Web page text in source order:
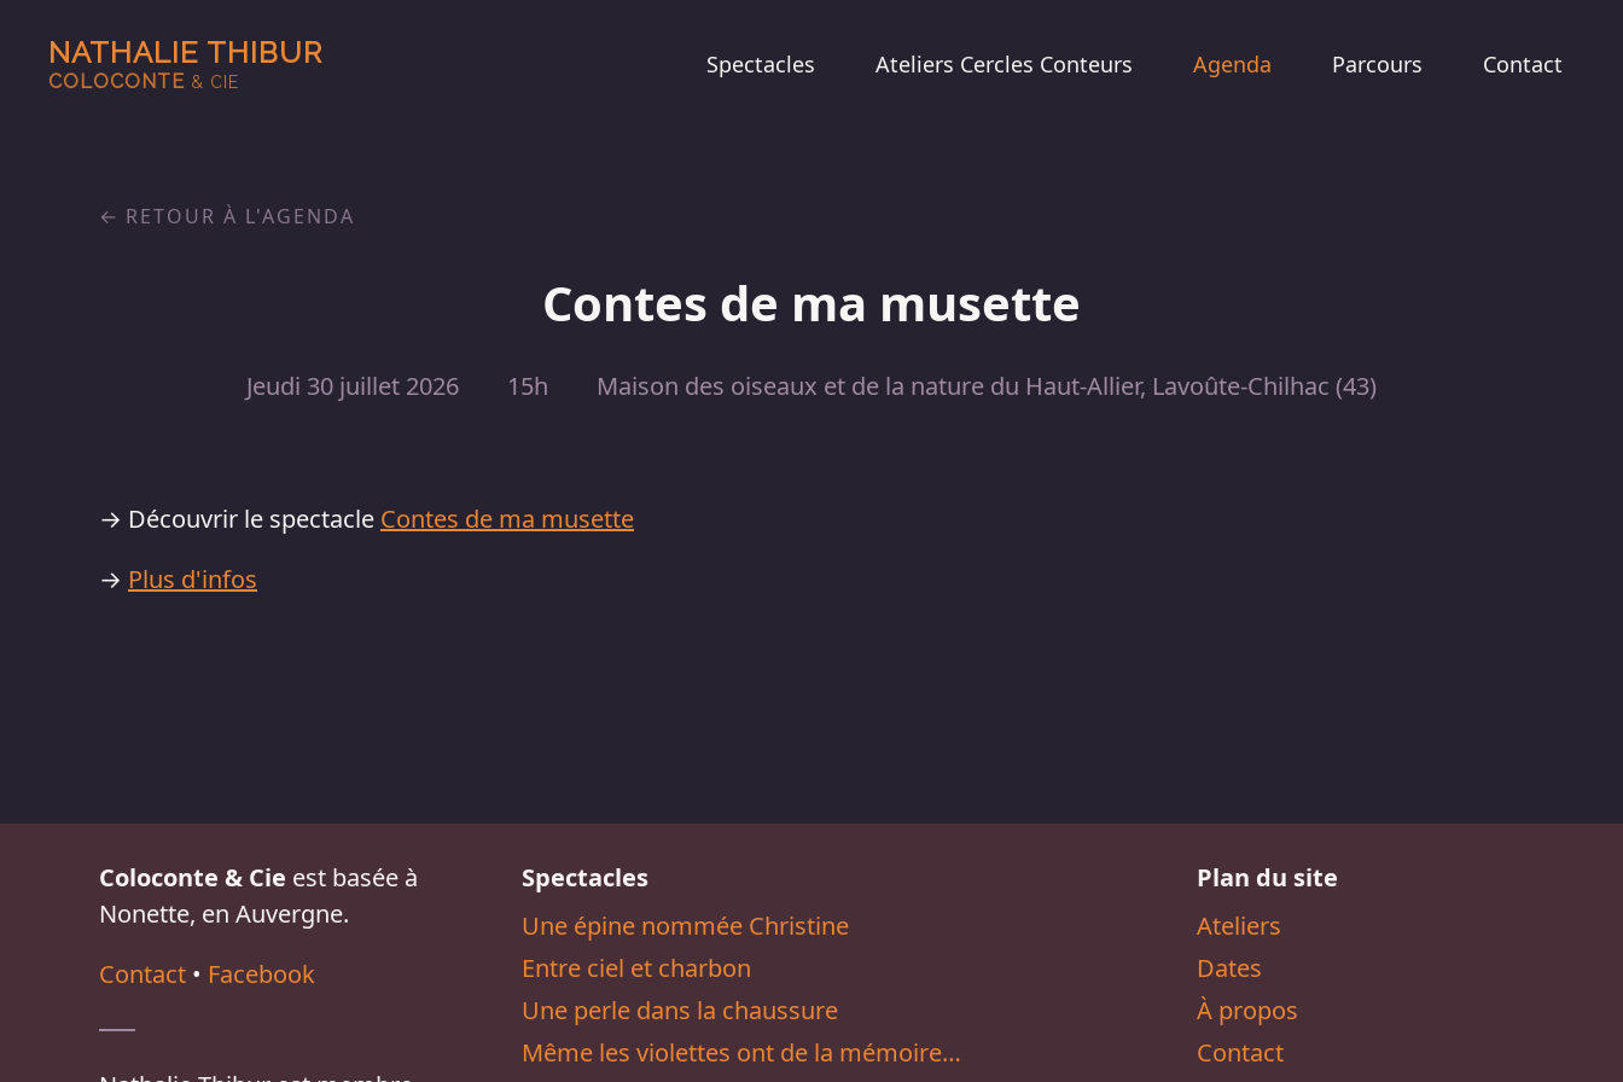
NATHALIE THIBUR
COLOCONTE & CIE
Spectacles Ateliers Cercles Conteurs Agenda Parcours Contact
Contes de ma musette
Jeudi 30 juillet 2026 15h Maison des oiseaux et de la nature du Haut-Allier, Lavoûte-Chilhac (43)
RETOUR À L'AGENDA
→ Découvrir le spectacle Contes de ma musette
→ Plus d'infos
Coloconte & Cie est basée à
Nonette, en Auvergne.
Contact • Facebook
Spectacles
Une épine nommée Christine
Entre ciel et charbon
Une perle dans la chaussure
Même les violettes ont de la mémoire…
Plan du site
Ateliers
Dates
À propos
Contact